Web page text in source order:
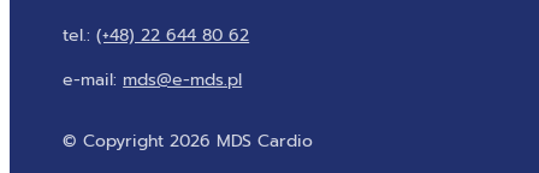
tel.:(+48) 22 644 80 62
e-mail: mds@e-mds.pl
© Copyright 2026 MDS Cardio